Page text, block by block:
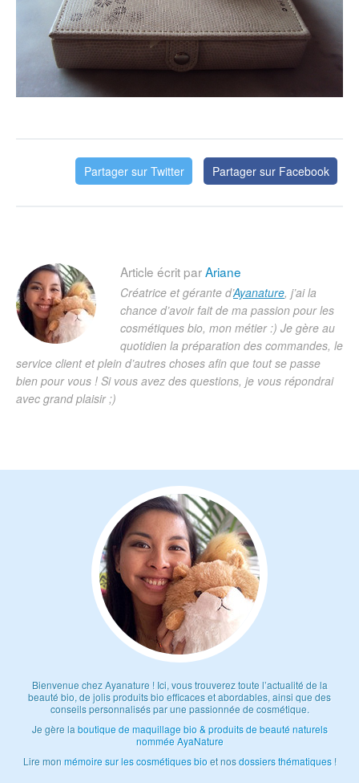
Partager sur Facebook
Partager sur Twitter
Article écrit parAriane
Créatrice et gérante d’Ayanature, j’ai la
chance d’avoir fait de ma passion pour les
cosmétiques bio, mon métier :) Je gère au
quotidien la préparation des commandes, le
service client et plein d’autres choses afin que tout se passe
bien pour vous ! Si vous avez des questions, je vous répondrai
avec grand plaisir ;)
Bienvenue chez Ayanature ! Ici, vous trouverez toute l’actualité de la
beauté bio, de jolis produits bio efficaces et abordables, ainsi que des
conseils personnalisés par une passionnée de cosmétique.
Je gère laboutique de maquillage bio & produits de beauté naturels
nommée AyaNature
Lire monmémoire sur les cosmétiques bioet nosdossiers thématiques!